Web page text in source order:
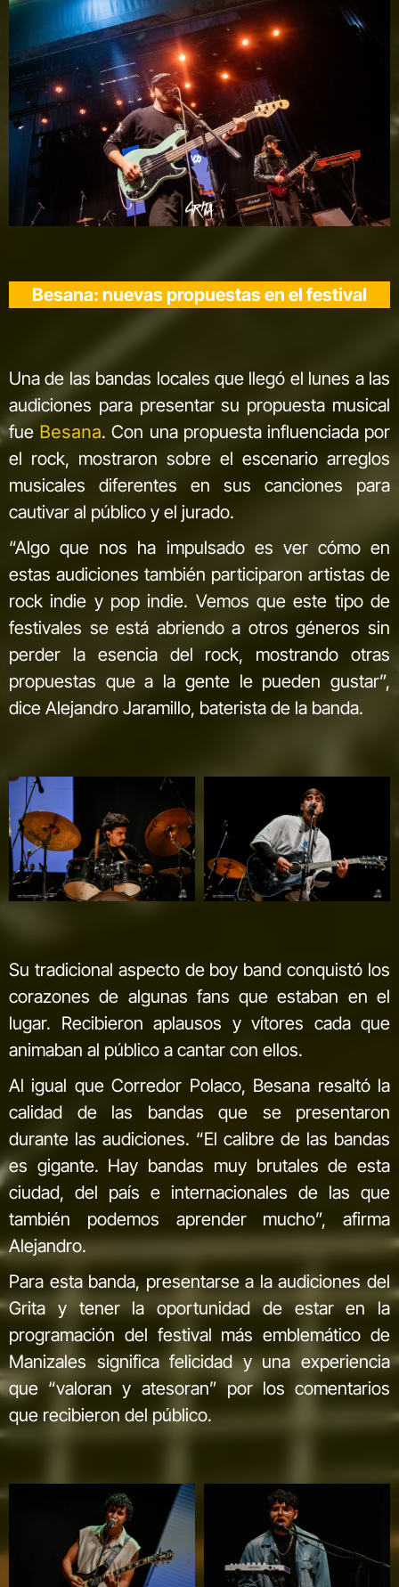
Besana: nuevas propuestas en el festival
Una de las bandas locales que llegó el lunes a las
audiciones para presentar su propuesta musical
fue Besana. Con una propuesta influenciada por
el rock, mostraron sobre el escenario arreglos
musicales diferentes en sus canciones para
cautivar al público y el jurado.
“Algo que nos ha impulsado es ver cómo en
estas audiciones también participaron artistas de
rock indie y pop indie. Vemos que este tipo de
festivales se está abriendo a otros géneros sin
perder la esencia del rock, mostrando otras
propuestas que a la gente le pueden gustar”,
dice Alejandro Jaramillo, baterista de la banda.
Su tradicional aspecto de boy band conquistó los
corazones de algunas fans que estaban en el
lugar. Recibieron aplausos y vítores cada que
animaban al público a cantar con ellos.
Al igual que Corredor Polaco, Besana resaltó la
calidad de las bandas que se presentaron
durante las audiciones. “El calibre de las bandas
es gigante. Hay bandas muy brutales de esta
ciudad, del país e internacionales de las que
también podemos aprender mucho”, afirma
Alejandro.
Para esta banda, presentarse a la audiciones del
Grita y tener la oportunidad de estar en la
programación del festival más emblemático de
Manizales significa felicidad y una experiencia
que “valoran y atesoran” por los comentarios
que recibieron del público.